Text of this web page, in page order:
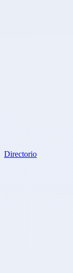
Directorio